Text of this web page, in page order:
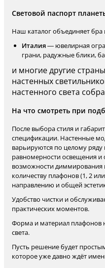
Световой паспорт
Наш каталог объединяет бра
Италия— ювелирная
грани, радужные блики,
и многие другие
настенных
настенного света
На что смотреть при
После выбора стиля и
спецификации. Настенные
варьируются по целому
равномерности освещения и
возможности диммирования
количеству плафонов (1, 2
направлению и общей
Удобство чистки и
практических моментов.
Форма и материал плафонов
света.
Пусть решение будет
которое уже давно ждёт